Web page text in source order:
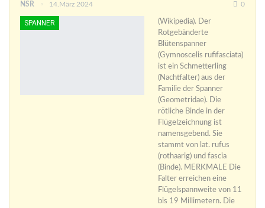
NSR 14.März 2024 0
SPANNER
(Wikipedia). Der
Rotgebänderte
Blütenspanner
(Gymnoscelis rufifasciata)
ist ein Schmetterling
(Nachtfalter) aus der
Familie der Spanner
(Geometridae). Die
rötliche Binde in der
Flügelzeichnung ist
namensgebend. Sie
stammt von lat. rufus
(rothaarig) und fascia
(Binde). MERKMALE Die
Falter erreichen eine
Flügelspannweite von 11
bis 19 Millimetern. Die